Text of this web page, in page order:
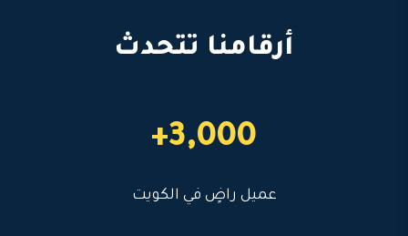
أرقامنا تتحدث
3,000+
عميل راضٍ في الكويت